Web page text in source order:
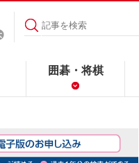
囲碁・将棋